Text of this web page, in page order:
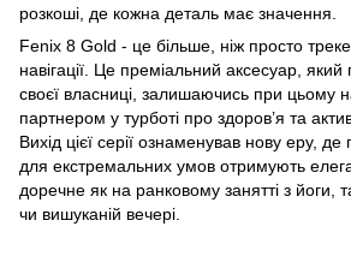
розкоші, де кожна деталь має значення.
Fenix 8 Gold - це більше, ніж просто
навігації. Це преміальний аксесуар, який
своєї власниці, залишаючись при цьому
партнером у турботі про здоров’я та
Вихід цієї серії ознаменував нову еру, де
для екстремальних умов отримують
доречне як на ранковому занятті з йоги,
чи вишуканій вечері.